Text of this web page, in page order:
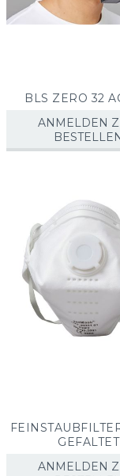
BLS ZERO 32
ANMELDEN
GEFALTET
ANMELDEN